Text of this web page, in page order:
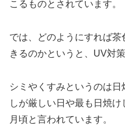
こるものとされています。
では、どのようにすれば
きるのかというと、UV対
シミやくすみというのは
しが厳しい日や最も日焼
月頃と言われています。